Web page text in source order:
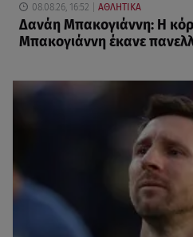
08.08.26, 16:52 ΑΘΛΗΤΙΚΑ
Δανάη Μπακογιάννη: Η
Μπακογιάννη έκανε